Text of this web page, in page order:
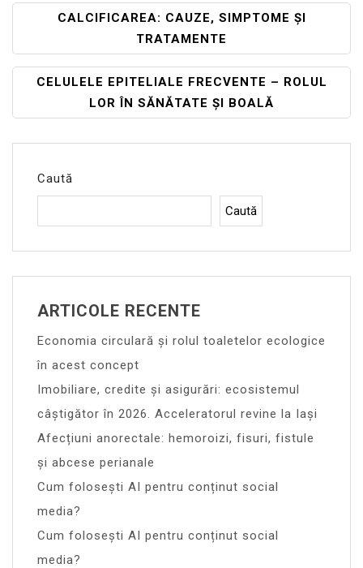
Navigare
În
Articole
CALCIFICAREA: CAUZE, SIMPTOME ȘI
TRATAMENTE
CELULELE EPITELIALE FRECVENTE – ROLUL
LOR ÎN SĂNĂTATE ȘI BOALĂ
Caută
Caută
ARTICOLE RECENTE
Economia circulară și rolul toaletelor ecologice
în acest concept
Imobiliare, credite și asigurări: ecosistemul
câștigător în 2026. Acceleratorul revine la Iași
Afecțiuni anorectale: hemoroizi, fisuri, fistule
și abcese perianale
Cum folosești AI pentru conținut social
media?
Cum folosești AI pentru conținut social
media?